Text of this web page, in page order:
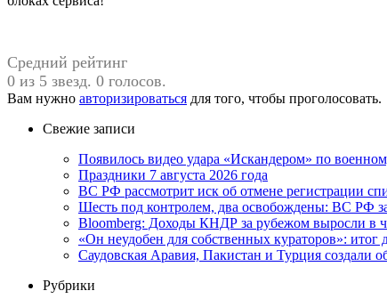
Средний рейтинг
0 из 5 звезд. 0 голосов.
Вам нужно авторизироваться для того, чтобы проголосовать.
Свежие записи
Появилось видео удара «Искандером» по
Праздники 7 августа 2026 года
ВС РФ рассмотрит иск об отмене регистрации
Шесть под контролем, два освобождены: ВС РФ
Bloomberg: Доходы КНДР за рубежом выросли в
«Он неудобен для собственных кураторов»: итог
Саудовская Аравия, Пакистан и Турция создали
Рубрики